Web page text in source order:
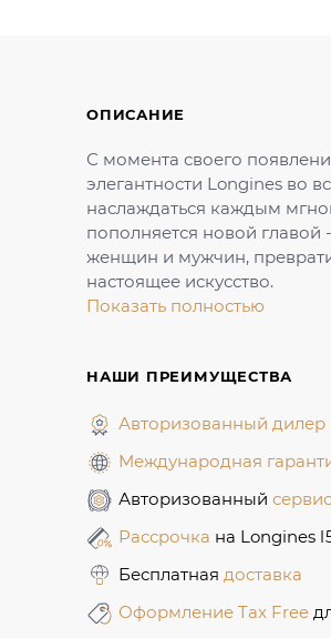
ОПИСАНИЕ
С момента своего
элегантности Longines во
наслаждаться каждым
пополняется новой
женщин и мужчин,
настоящее искусство.
Показать полностью
НАШИ ПРЕИМУЩЕСТВА
Авторизованный дилер
Международная
Авторизованный
Рассрочка на Longines
Бесплатная доставка
Оформление Tax Free